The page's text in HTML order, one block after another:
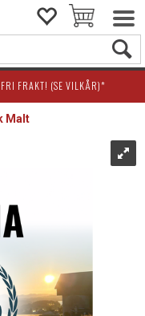
FRAKT! (SE VILKÅR)*
Malt